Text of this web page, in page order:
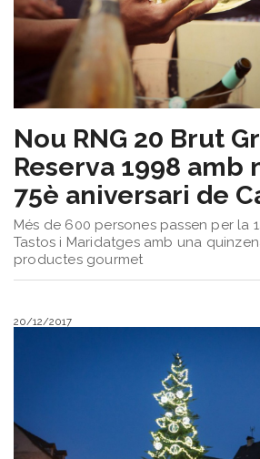
​Nou RNG 20 Brut
Reserva 1998 amb
75è aniversari de
Més de 600 persones passen per la
Tastos i Maridatges amb una
productes gourmet
20/12/2017